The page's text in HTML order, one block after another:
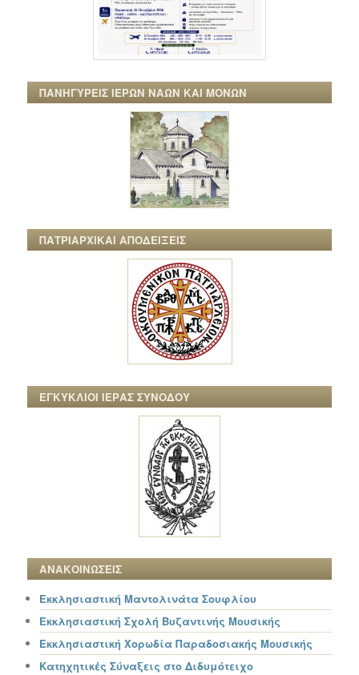
ΠΑΝΗΓΥΡΕΙΣ ΙΕΡΩΝ ΝΑΩΝ ΚΑΙ ΜΟΝΩΝ
ΠΑΤΡΙΑΡΧΙΚΑΙ ΑΠΟΔΕΙΞΕΙΣ
ΕΓΚΥΚΛΙΟΙ ΙΕΡΑΣ ΣΥΝΟΔΟΥ
ΑΝΑΚΟΙΝΩΣΕΙΣ
Εκκλησιαστική Μαντολινάτα Σουφλίου
Εκκλησιαστική Σχολή Βυζαντινής Μουσικής
Εκκλησιαστική Χορωδία Παραδοσιακής Μουσικής
Κατηχητικές Σύναξεις στο Διδυμότειχο